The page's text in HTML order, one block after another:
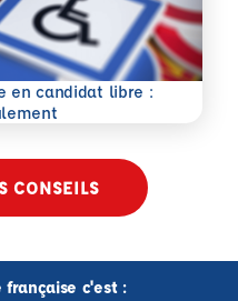
en candidat libre :
CONSEILS
française c'est :